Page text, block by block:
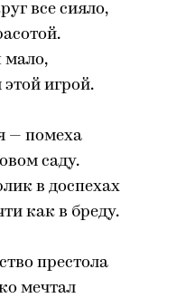
все сияло,
мало,
игрой.
— помеха
саду.
в доспехах
как в бреду.
престола
мечтал